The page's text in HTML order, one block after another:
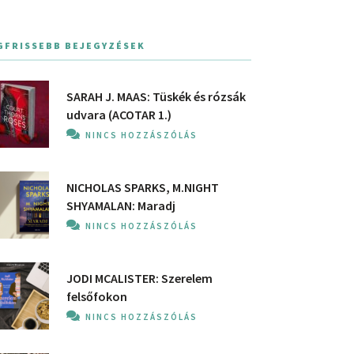
BEJEGYZÉSEK
SARAH J. MAAS: Tüskék és rózsák
udvara (ACOTAR 1.)
NINCS HOZZÁSZÓLÁS
NICHOLAS SPARKS, M.NIGHT
SHYAMALAN: Maradj
NINCS HOZZÁSZÓLÁS
JODI MCALISTER: Szerelem
felsőfokon
NINCS HOZZÁSZÓLÁS